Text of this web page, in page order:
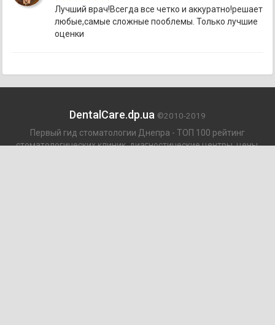
Лучший врач!Всегда все четко и аккуратно!решает
любые,самые сложные пооблемы. Только лучшие
оценки
DentalCare.dp.ua ©2010-2019
Первый гид стоматологии Днепра - ТОП 100 рейтинг
стоматологических клиник, диагностические центры, цены,